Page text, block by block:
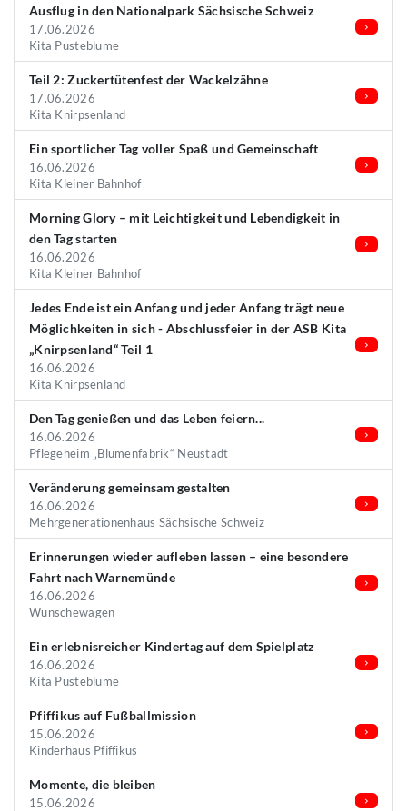
Ausflug in den Nationalpark Sächsische Schweiz
17.06.2026
Kita Pusteblume
Teil 2: Zuckertütenfest der Wackelzähne
17.06.2026
Kita Knirpsenland
Ein sportlicher Tag voller Spaß und Gemeinschaft
16.06.2026
Kita Kleiner Bahnhof
Morning Glory – mit Leichtigkeit und Lebendigkeit in
den Tag starten
16.06.2026
Kita Kleiner Bahnhof
Jedes Ende ist ein Anfang und jeder Anfang trägt neue
Möglichkeiten in sich - Abschlussfeier in der ASB Kita
„Knirpsenland“ Teil 1
16.06.2026
Kita Knirpsenland
Den Tag genießen und das Leben feiern...
16.06.2026
Pflegeheim „Blumenfabrik“ Neustadt
Veränderung gemeinsam gestalten
16.06.2026
Mehrgenerationenhaus Sächsische Schweiz
Erinnerungen wieder aufleben lassen – eine besondere
Fahrt nach Warnemünde
16.06.2026
Wünschewagen
Ein erlebnisreicher Kindertag auf dem Spielplatz
16.06.2026
Kita Pusteblume
Pfiffikus auf Fußballmission
15.06.2026
Kinderhaus Pfiffikus
Momente, die bleiben
15.06.2026